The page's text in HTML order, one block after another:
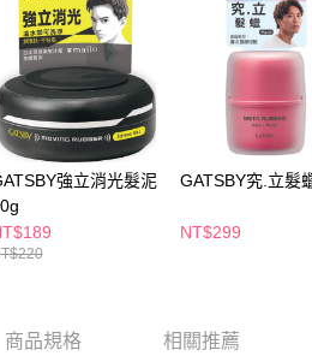
繳費通知簡訊。
，點擊此簡訊中的連結，可透過四大超商／
付款，方視為交易完成。
立刻繳費，但若您需要取消訂單，請聯絡
取消之訂單仍視為有效，需透過AFTEE先享
享後付 」之結帳頁面顯示為準，若有關於
款等相關疑問，請聯繫「AFTEE先享後付
support/home
提供之「AFTEE先享後付」服務完成之交
上)免運費
上)免運費
上)免運費
上)免運費
上)免運費
強立消光髮泥
GATSBY究.立髮
NT$299
商品規格 相關推薦